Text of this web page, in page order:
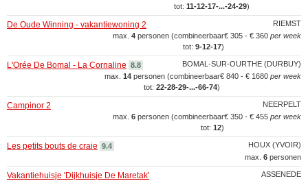
tot: 11‑12‑17‑...‑24‑29)
RIEMST
De Oude Winning - vakantiewoning 2
€ 305 - € 360 per week
max. 4 personen (combineerbaar
tot: 9‑12‑17)
BOMAL-SUR-OURTHE (DURBUY)
L'Orée De Bomal - La Cornaline 8.8
€ 840 - € 1680 per week
max. 14 personen (combineerbaar
tot: 22‑28‑29‑...‑66‑74)
NEERPELT
Campinor 2
€ 350 - € 455 per week
max. 6 personen (combineerbaar
tot: 12)
HOUX (YVOIR)
Les petits bouts de craie 9.4
max. 6 personen
ASSENEDE
Vakantiehuisje 'Dijkhuisje De Maretak'